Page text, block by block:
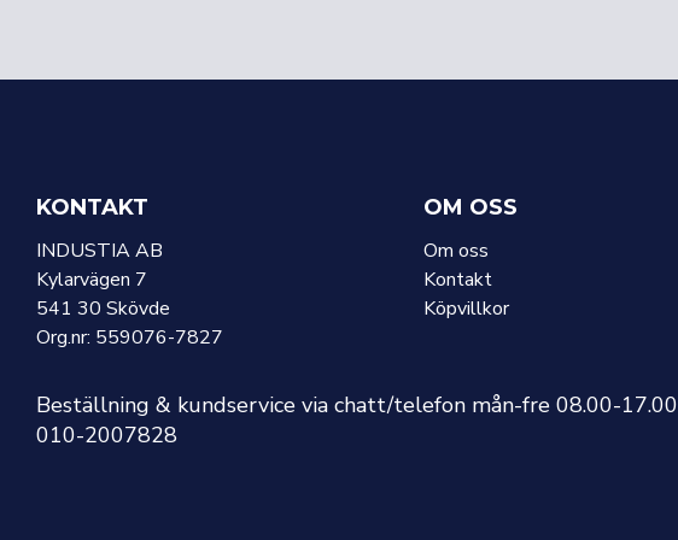
KONTAKT
INDUSTIA AB
Kylarvägen 7
541 30 Skövde
Org.nr: 559076-7827
OM OSS
Om oss
Kontakt
Köpvillkor
Beställning & kundservice via chatt/telefon mån-fre 08.00-17.00
010-2007828